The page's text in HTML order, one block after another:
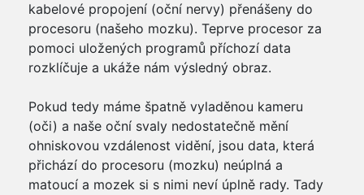
kabelové propojení (oční nervy) přenášeny do
procesoru (našeho mozku). Teprve procesor za
pomoci uložených programů příchozí data
rozklíčuje a ukáže nám výsledný obraz.
Pokud tedy máme špatně vyladěnou kameru
(oči) a naše oční svaly nedostatečně mění
ohniskovou vzdálenost vidění, jsou data, která
přichází do procesoru (mozku) neúplná a
matoucí a mozek si s nimi neví úplně rady. Tady